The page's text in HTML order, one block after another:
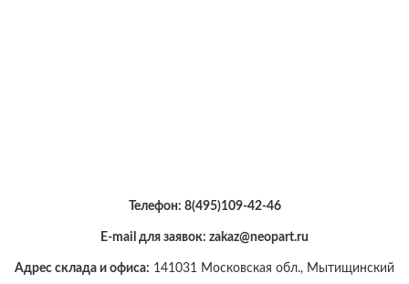
Телефон: 8(495)109-42-46
E-mail для заявок: zakaz@neopart.ru
Адрес склада и офиса: 141031 Московская обл., Мытищинский